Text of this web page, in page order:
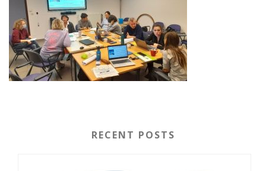
RECENT POSTS